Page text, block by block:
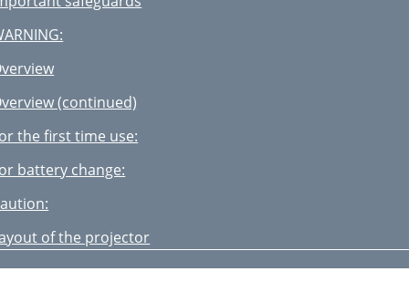
(continued)
the first time use:
battery change:
of the projector
+ AV device